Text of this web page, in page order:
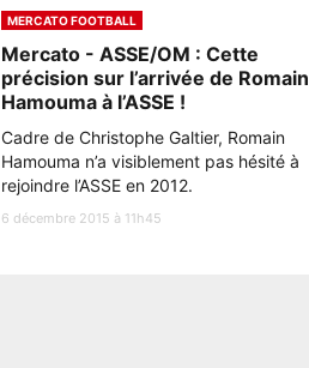
MERCATO FOOTBALL
Mercato - ASSE/OM : Cette
précision sur l’arrivée de Romain
Hamouma à l’ASSE !
Cadre de Christophe Galtier, Romain
Hamouma n’a visiblement pas hésité à
rejoindre l’ASSE en 2012.
6 décembre 2015 à 11h45